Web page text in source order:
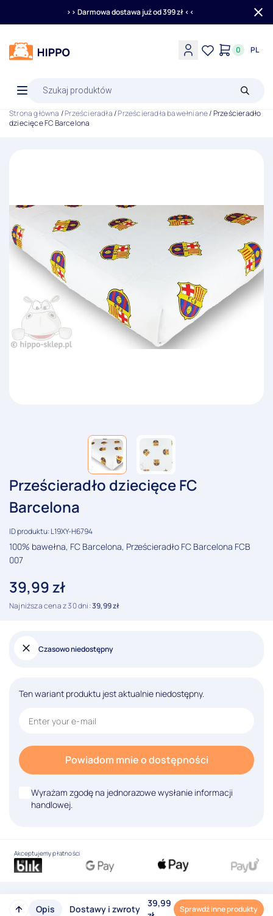
>> Darmowa dostawa już od 399 zł <<
0 PL
produktów
Strona główna /Prześcieradła/Prześcieradła bawełniane/ Prześcieradło
dziecięce FC Barcelona
Prześcieradło dziecięce FC
Barcelona
ID produktu: L19XY-H6794
100% bawełna, FC Barcelona, Prześcieradło FC Barcelona FCB
007
39,99zł
Najniższa cena z 30 dni:39,99zł
Czasowo niedostępny
Ten wariant produktu jest aktualnie niedostępny.
Powiadom mnie o dostępności
Wyrażam zgodę na jednorazowe wysłanie informacji
handlowej.
Akceptujemy płatności
Opis Dostawy i zwroty
39,99
Sprawdź inne produkty